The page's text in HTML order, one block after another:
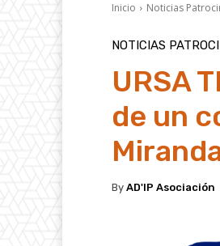
Inicio Noticias
NOTICIAS
URSA
de un
By AD'IP Asociación